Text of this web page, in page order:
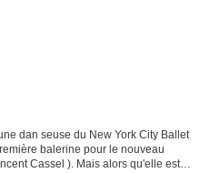
dan seuse du New York City Ballet
balerine pour le nouveau
Cassel ). Mais alors qu'elle est